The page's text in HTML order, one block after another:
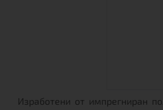
Изработени от импрегниран